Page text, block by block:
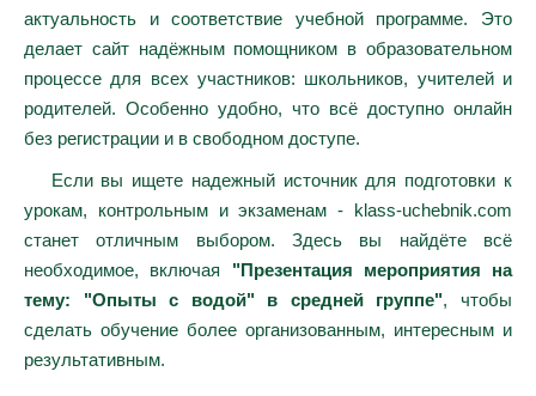
актуальность и соответствие учебной программе. Это
делает сайт надёжным помощником в образовательном
процессе для всех участников: школьников, учителей и
родителей. Особенно удобно, что всё доступно онлайн
без регистрации и в свободном доступе.
Если вы ищете надежный источник для подготовки к
урокам, контрольным и экзаменам - klass-uchebnik.com
станет отличным выбором. Здесь вы найдёте всё
необходимое, включая "Презентация мероприятия на
тему: "Опыты с водой" в средней группе", чтобы
сделать обучение более организованным, интересным и
результативным.